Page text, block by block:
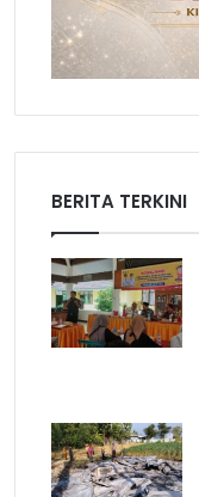
BERITA TERKINI